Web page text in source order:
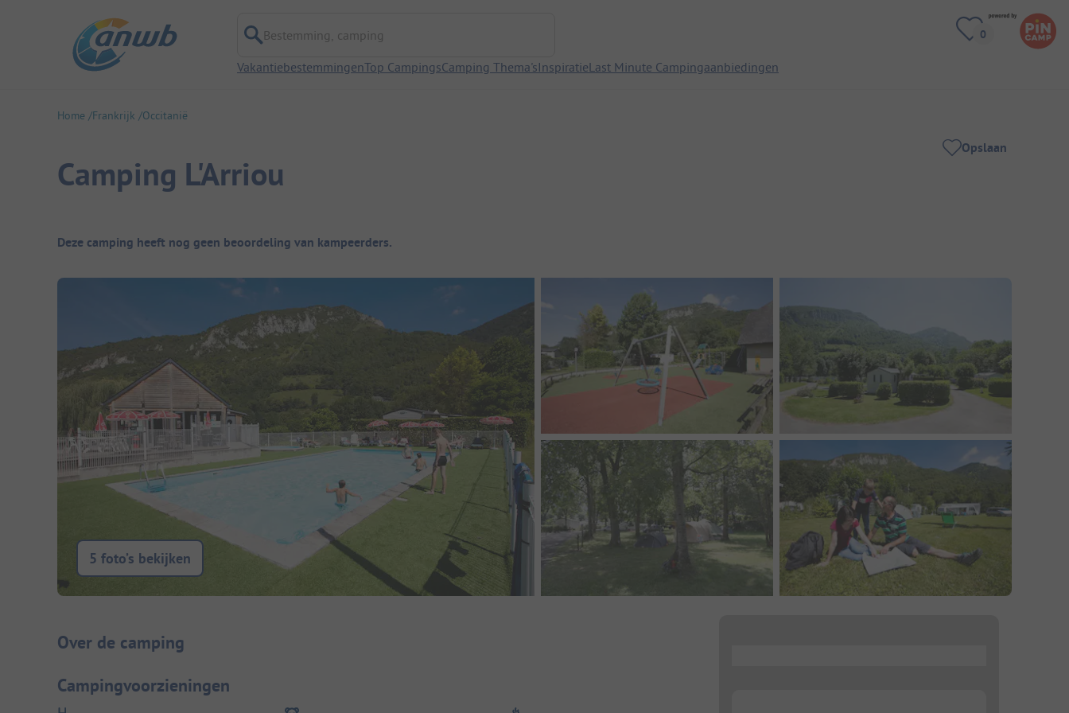
Bestemming, camping
VakantiebestemmingenTop CampingsCamping Thema'sInspiratieLast Minute Campingaanbiedingen
Home Frankrijk Occitanië
Camping L'Arriou
Opslaan
Camping overzicht
Deze camping heeft nog geen beoordeling van kampeerders.
5 foto’s bekijken
Camping introductie
Over de camping
Campingvoorzieningen